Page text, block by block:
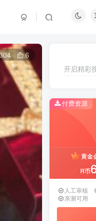
6
开启精彩
付费资源
黄金
R币
人工审核
亲测可用